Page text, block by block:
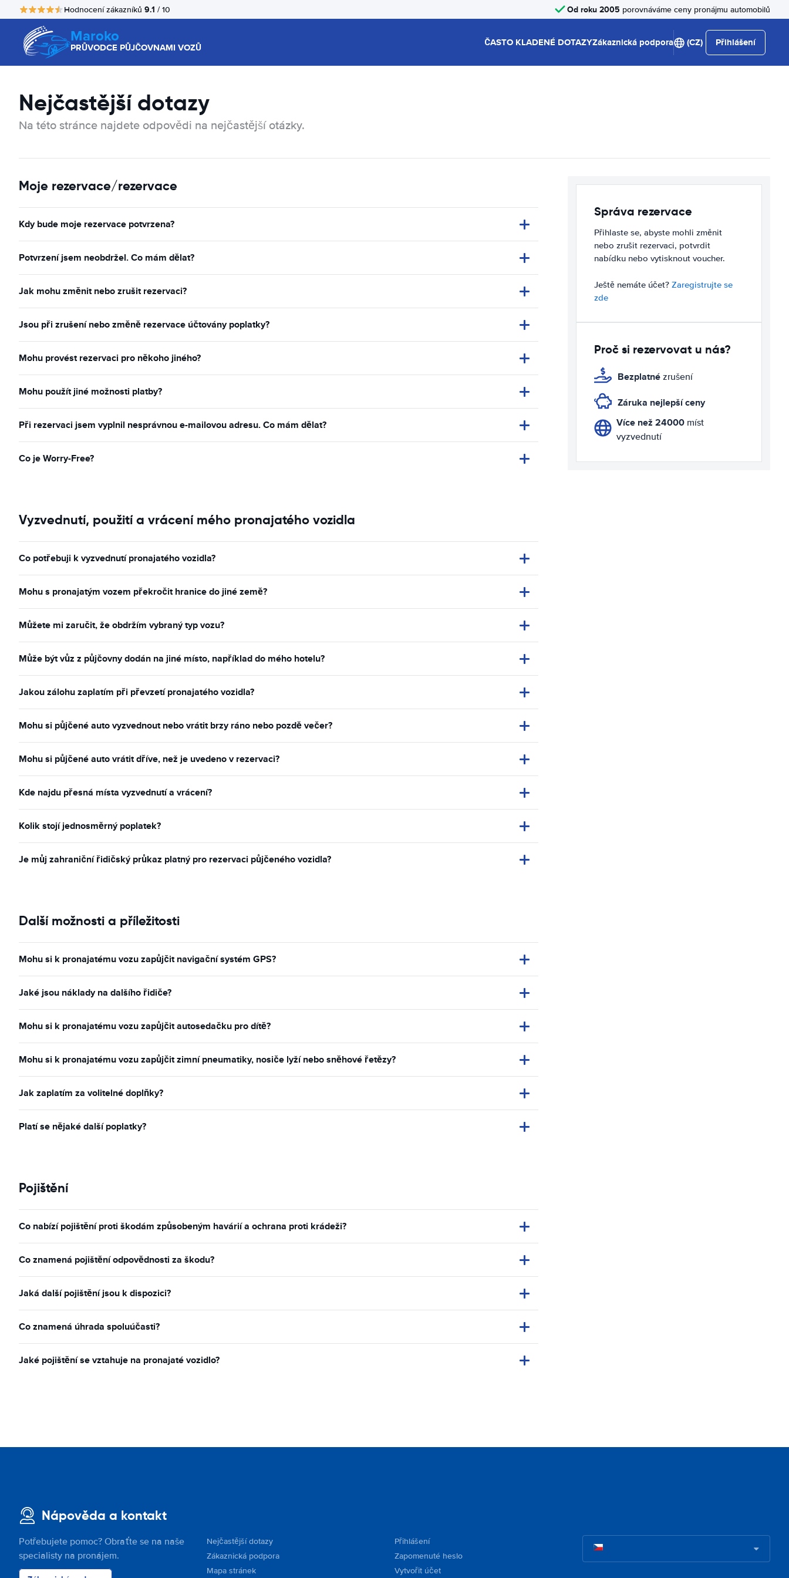
Hodnocení zákazníků 9.1 / 10 Od roku 2005 porovnáváme ceny pronájmu automobilů
Maroko
PRŮVODCE PŮJČOVNAMI VOZŮ ČASTO KLADENÉ DOTAZYZákaznická podpora (CZ) Přihlášení
Nejčastější dotazy
Na této stránce najdete odpovědi na nejčastější otázky.
Moje rezervace/rezervace
Kdy bude moje rezervace potvrzena?
Potvrzení jsem neobdržel. Co mám dělat?
Jak mohu změnit nebo zrušit rezervaci?
Jsou při zrušení nebo změně rezervace účtovány poplatky?
Mohu provést rezervaci pro někoho jiného?
Mohu použít jiné možnosti platby?
Při rezervaci jsem vyplnil nesprávnou e-mailovou adresu. Co mám dělat?
Co je Worry-Free?
Vyzvednutí, použití a vrácení mého pronajatého vozidla
Co potřebuji k vyzvednutí pronajatého vozidla?
Mohu s pronajatým vozem překročit hranice do jiné země?
Můžete mi zaručit, že obdržím vybraný typ vozu?
Může být vůz z půjčovny dodán na jiné místo, například do mého hotelu?
Jakou zálohu zaplatím při převzetí pronajatého vozidla?
Mohu si půjčené auto vyzvednout nebo vrátit brzy ráno nebo pozdě večer?
Mohu si půjčené auto vrátit dříve, než je uvedeno v rezervaci?
Kde najdu přesná místa vyzvednutí a vrácení?
Kolik stojí jednosměrný poplatek?
Je můj zahraniční řidičský průkaz platný pro rezervaci půjčeného vozidla?
Další možnosti a příležitosti
Mohu si k pronajatému vozu zapůjčit navigační systém GPS?
Jaké jsou náklady na dalšího řidiče?
Mohu si k pronajatému vozu zapůjčit autosedačku pro dítě?
Mohu si k pronajatému vozu zapůjčit zimní pneumatiky, nosiče lyží nebo sněhové řetězy?
Jak zaplatím za volitelné doplňky?
Platí se nějaké další poplatky?
Pojištění
Co nabízí pojištění proti škodám způsobeným havárií a ochrana proti krádeži?
Co znamená pojištění odpovědnosti za škodu?
Jaká další pojištění jsou k dispozici?
Co znamená úhrada spoluúčasti?
Jaké pojištění se vztahuje na pronajaté vozidlo?
Správa rezervace
Přihlaste se, abyste mohli změnit
nebo zrušit rezervaci, potvrdit
nabídku nebo vytisknout voucher.
Ještě nemáte účet? Zaregistrujte se
zde
Proč si rezervovat u nás?
Bezplatné zrušení
Záruka nejlepší ceny
Více než 24000míst
vyzvednutí
Nápověda a kontakt
Potřebujete pomoc? Obraťte se na naše
specialisty na pronájem.
Nejčastější dotazy
Zákaznická podpora
Mapa stránek
Přihlášení
Zapomenuté heslo
Vytvořit účet